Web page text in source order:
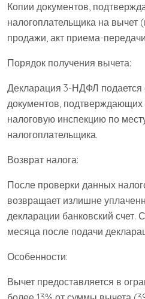
Копии документов,
налогоплательщика на вычет
продажи, акт приема-
Порядок получения вычета:
Декларация 3-НДФЛ
документов, подтверждающих
налоговую инспекцию по
налогоплательщика.
Возврат налога:
После проверки данных
возвращает излишне
декларации банковский счет.
месяца после подачи
Особенности:
Вычет предоставляется в